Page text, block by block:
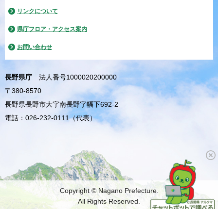
リンクについて
県庁フロア・アクセス案内
お問い合わせ
長野県庁
法人番号1000020200000
〒380-8570
長野県長野市大字南長野字幅下692-2
電話：026-232-0111（代表）
Copyright © Nagano Prefecture.
All Rights Reserved.